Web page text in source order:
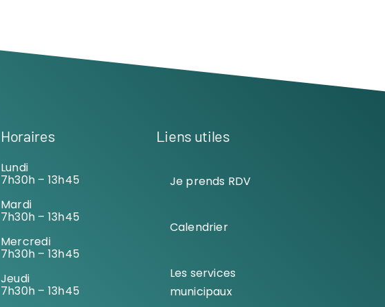
Horaires
Lundi
7h30h – 13h45
Mardi
7h30h – 13h45
Mercredi
7h30h – 13h45
Jeudi
7h30h – 13h45
Liens utiles
Je prends RDV
Calendrier
Les services
municipaux